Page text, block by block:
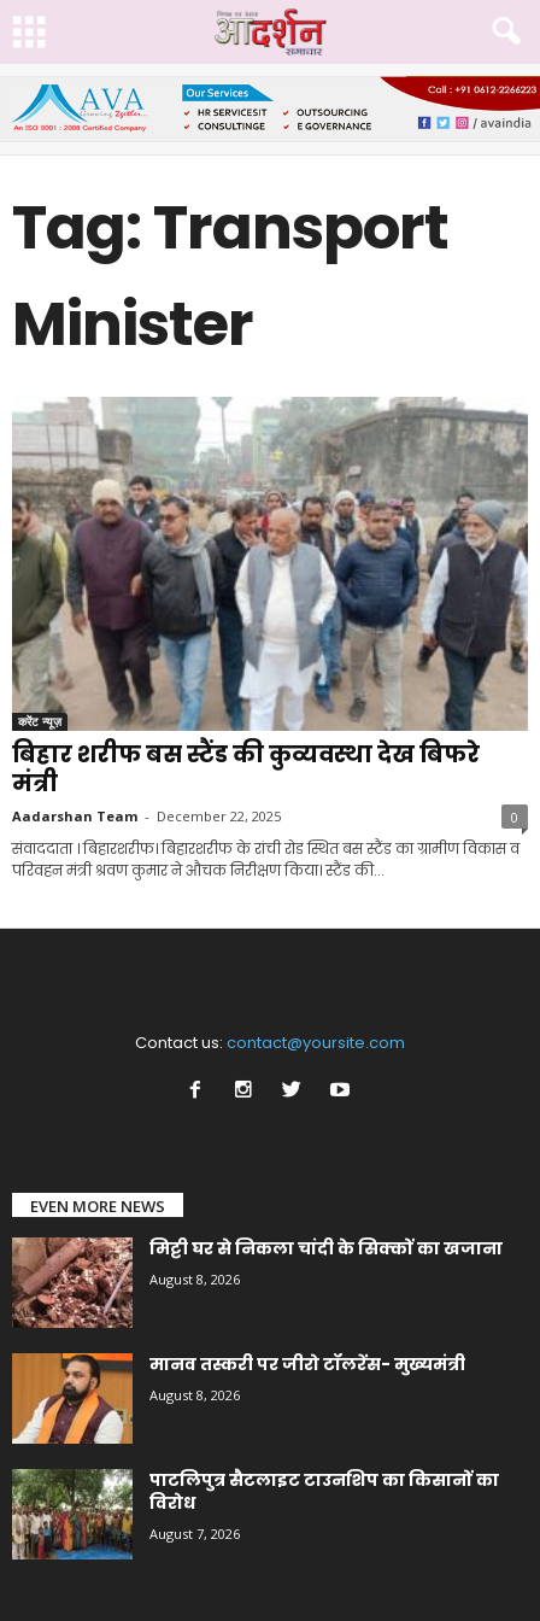
Tag: Transport
Minister
करेंट न्यूज़
बिहार शरीफ बस स्टैंड की कुव्यवस्था देख बिफरे
मंत्री
Aadarshan Team - December 22, 2025 0
संवाददाता । बिहारशरीफ। बिहारशरीफ के रांची रोड स्थित बस स्टैंड का ग्रामीण विकास व
परिवहन मंत्री श्रवण कुमार ने औचक निरीक्षण किया। स्टैंड की...
Contact us: contact@yoursite.com
EVEN MORE NEWS
मिट्टी घर से निकला चांदी के सिक्कों का खजाना
August 8, 2026
मानव तस्करी पर जीरो टॉलरेंस- मुख्यमंत्री
August 8, 2026
पाटलिपुत्र सैटलाइट टाउनशिप का किसानों का
विरोध
August 7, 2026